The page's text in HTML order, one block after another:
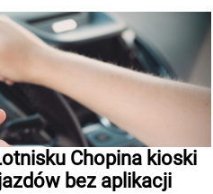
Chopina kioski
bez aplikacji